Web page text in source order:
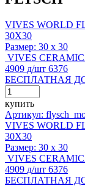
VIVES WORLD
30X30
Размер: 30 x 30
VIVES
4909 д/шт 6376
БЕСПЛАТНАЯ
купить
Артикул:
VIVES WORLD
30X30
Размер: 30 x 30
VIVES
4909 д/шт 6376
БЕСПЛАТНАЯ